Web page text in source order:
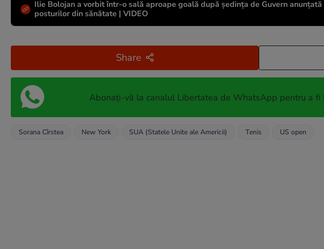
Ilie Bolojan a vorbit într-o sală aproape goală după ședința de Guvern
posturilor din sănătate | VIDEO
Share
Abonați-vă la canalul Libertatea de WhatsApp pentru a fi
Sorana Cîrstea New York SUA (Statele Unite ale Americii) Tenis US open